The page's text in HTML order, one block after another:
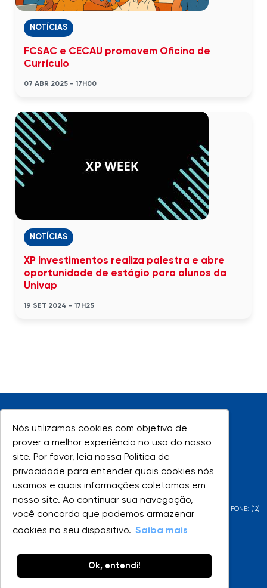
Nós utilizamos cookies com objetivo de
prover a melhor experiência no uso do nosso
site. Por favor, leia nossa Política de
privacidade para entender quais cookies nós
usamos e quais informações coletamos em
nosso site. Ao continuar sua navegação,
você concorda que podemos armazenar
cookies no seu dispositivo. Saiba mais
Ok, entendi!
Nós utilizamos cookies com objetivo de
prover a melhor experiência no uso do nosso
site. Por favor, leia nossa Política de
privacidade para entender quais cookies nós
usamos e quais informações coletamos em
nosso site. Ao continuar sua navegação,
você concorda que podemos armazenar
cookies no seu dispositivo. Saiba mais
Ok, entendi!
NOTÍCIAS
FCSAC e CECAU promovem Oficina de
Currículo
07 ABR 2025 - 17H00
NOTÍCIAS
XP Investimentos realiza palestra e abre
oportunidade de estágio para alunos da
Univap
19 SET 2024 - 17H25
UNIVAP - Todos os direitos reservados
AV. SHISHIMA HIFUMI, 2911 - URBANOVA - SÃO JOSÉ DOS CAMPOS - SP - FONE: (12)